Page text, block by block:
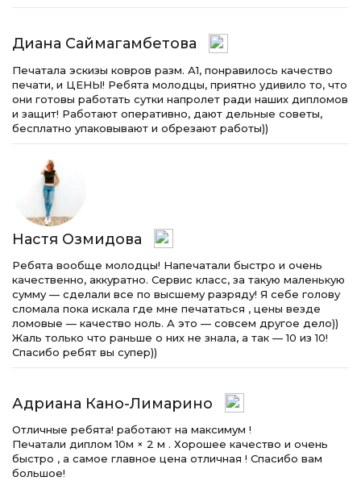
Диана Саймагамбетова
Печатала эскизы ковров разм. А1, понравилось качество
печати, и ЦЕНЫ! Ребята молодцы, приятно удивило то, что
они готовы работать сутки напролет ради наших дипломов
и защит! Работают оперативно, дают дельные советы,
бесплатно упаковывают и обрезают работы))
Настя Озмидова
Ребята вообще молодцы! Напечатали быстро и очень
качественно, аккуратно. Сервис класс, за такую маленькую
сумму — сделали все по высшему разряду! Я себе голову
сломала пока искала где мне печататься , цены везде
ломовые — качество ноль. А это — совсем другое дело))
Жаль только что раньше о них не знала, а так — 10 из 10!
Спасибо ребят вы супер))
Адриана Кано-Лимарино
Отличные ребята! работают на максимум !
Печатали диплом 10м × 2 м . Хорошее качество и очень
быстро , а самое главное цена отличная ! Спасибо вам
большое!